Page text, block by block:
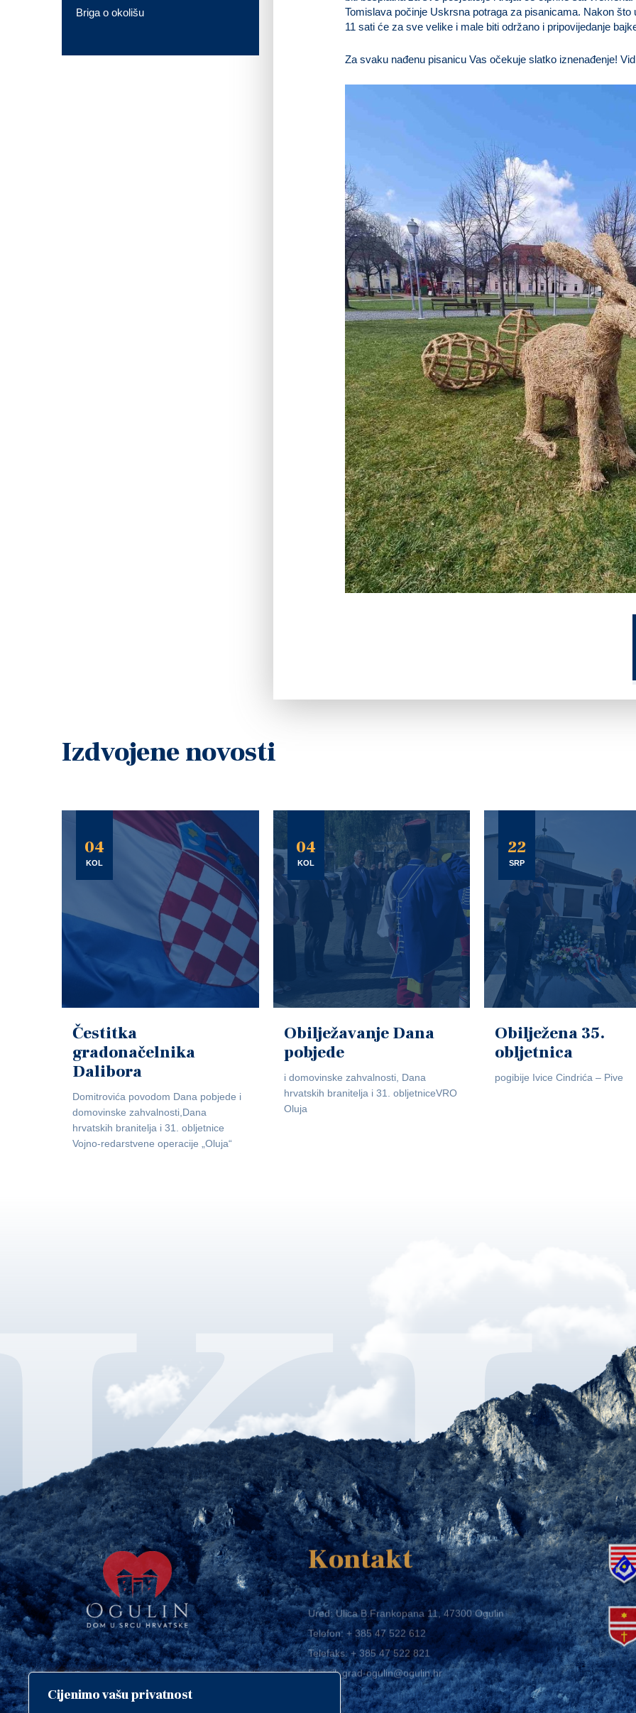
Cijenimo vašu privatnost
Tomislava počinje Uskrsna potraga za pisanicama. Nakon
11 sati će za sve velike i male biti održano i pripovijedanje
Za svaku nađenu pisanicu Vas očekuje slatko iznenađenje!
Briga o okolišu
Izdvojene novosti
04
KOL
Čestitka
gradonačelnika
Dalibora
Domitrovića povodom Dana pobjede i
domovinske zahvalnosti,Dana
hrvatskih branitelja i 31. obljetnice
Vojno-redarstvene operacije „Oluja“
04
KOL
Obilježavanje Dana
pobjede
i domovinske zahvalnosti, Dana
hrvatskih branitelja i 31. obljetniceVRO
Oluja
22
SRP
Obilježena 35.
obljetnica
pogibije Ivice Cindrića – Pive
Copyright © 2018. Grad Ogulin,
Kontakt
Ured: Ulica B.Frankopana 11, 47300 Ogulin
Telefon:+ 385 47 522 612
Telefaks:+ 385 47 522 821
E-mail:grad-ogulin@ogulin.hr
OIB: 58264108511